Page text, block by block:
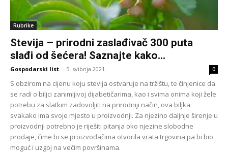
Rubrike
Stevija – prirodni zaslađivač 300 puta
slađi od šećera! Saznajte kako...
Gospodarski list - 5. svibnja 2021. 0
S obzirom na cijenu koju stevija ostvaruje na tržištu, te činjenice da
se radi o biljci zanimljivoj dijabetičarima, kao i svima onima koji žele
potrebu za slatkim zadovoljiti na prirodniji način, ova biljka
svakako ima svoje mjesto u proizvodnji. Za njezino daljnje širenje u
proizvodnji potrebno je riješiti pitanja oko njezine slobodne
prodaje, čime bi se proizvođačima otvorila vrata trgovina pa bi bio
moguć i uzgoj na većim površinama.